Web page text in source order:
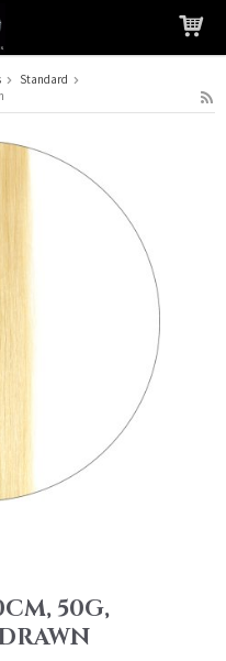
geplaatst
Standard
50G,